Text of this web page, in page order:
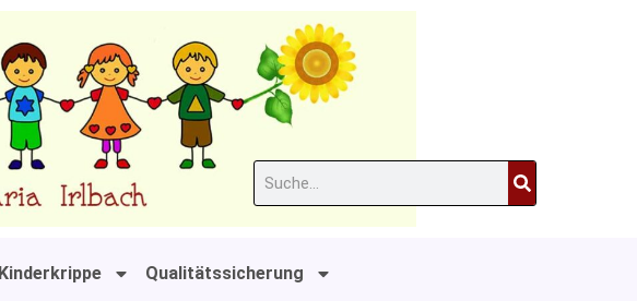
Suche
Kinderkrippe Qualitätssicherung